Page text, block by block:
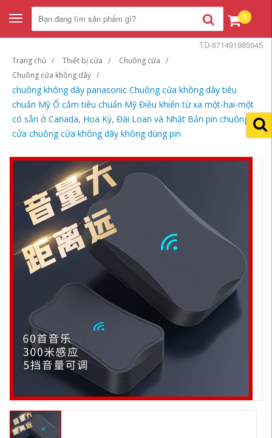
Toggle
navigation
0
Trang chủ Thiết bị cửa
Chuông cửa
Chuông cửa không dây
chuông không dây panasonic Chuông cửa không dây tiêu
chuẩn Mỹ Ổ cắm tiêu chuẩn Mỹ Điều khiển từ xa một-hai-một
có sẵn ở Canada, Hoa Kỳ, Đài Loan và Nhật Bản pin chuông
cửa chuông cửa không dây không dùng pin
TD-671491985945